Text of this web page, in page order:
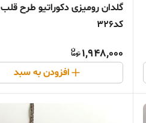
گلدان رومیزی دکوراتیو طرح قلب
کد326
1,948,000
افزودن به سبد